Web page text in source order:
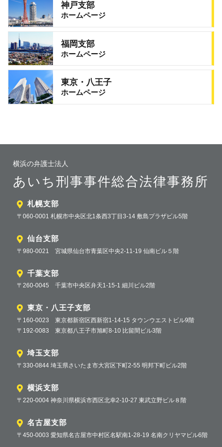
神戸支部
ホームページ
福岡支部
ホームページ
東京・八王子
ホームページ
横浜の弁護士法人
あいち刑事事件総合法律事務所
札幌支部
〒060-0001 札幌市中央区北1条西3丁目3-14 敷島プラザビル5階
仙台支部
〒980-0021 宮城県仙台市青葉区中央2-11-19 仙南ビル５階
千葉支部
〒260-0045 千葉市中央区弁天1-15-1 細川ビル2階
東京・八王子支部
〒160-0023 東京都新宿区西新宿1-14-15 タウンウエストビル9階
〒192-0083 東京都八王子市旭町8-10 比留間ビル3階
埼玉支部
〒330-0844 埼玉県さいたま市大宮区下町2-55 明邦下町ビル2階
横浜支部
〒220-0004 神奈川県横浜市西区北幸2-10-27 東武立野ビル８階
名古屋支部
〒450-0003 愛知県名古屋市中村区名駅南1-28-19 名南クリヤマビル6階